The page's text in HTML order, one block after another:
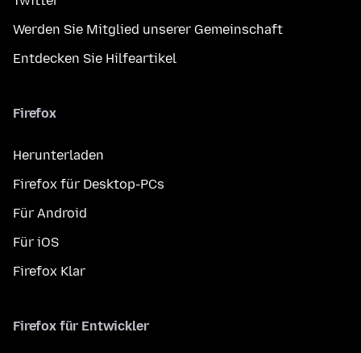
Werden Sie Mitglied unserer Gemeinschaft
Entdecken Sie Hilfeartikel
Firefox
Herunterladen
Firefox für Desktop-PCs
Für Android
Für iOS
Firefox Klar
Firefox für Entwickler